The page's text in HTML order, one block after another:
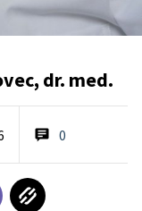
dr. med.
0